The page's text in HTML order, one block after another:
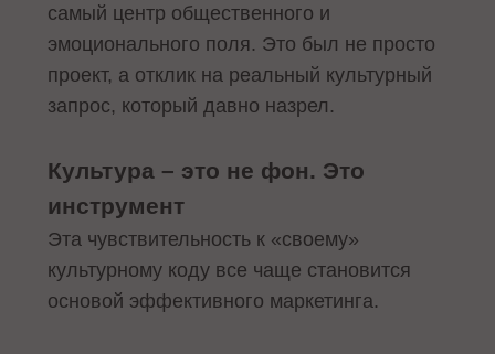
самый центр общественного и
эмоционального поля. Это был не просто
проект, а отклик на реальный культурный
запрос, который давно назрел.
Культура – это не фон. Это
инструмент
Эта чувствительность к «своему»
культурному коду все чаще становится
основой эффективного маркетинга.